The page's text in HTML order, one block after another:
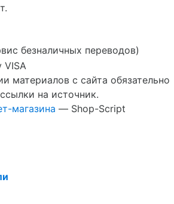
материалов с сайта обязательно
на источник.
магазина — Shop-Script